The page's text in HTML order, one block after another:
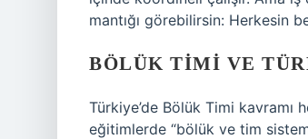
mantığı görebilirsin: Herkesin
BÖLÜK TIMI VE
Türkiye’de Bölük Timi kavramı
eğitimlerde “bölük ve tim